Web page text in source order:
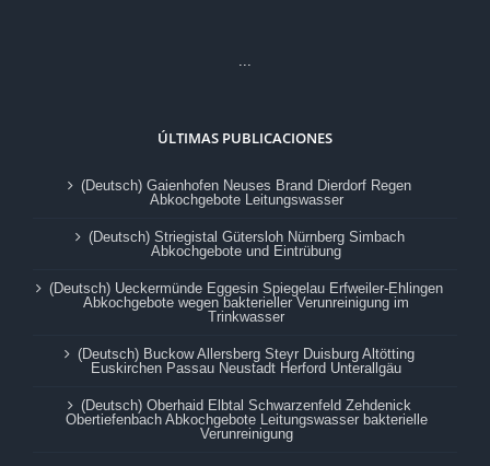
ÚLTIMAS PUBLICACIONES
(Deutsch) Gaienhofen Neuses Brand Dierdorf Regen
Abkochgebote Leitungswasser
(Deutsch) Striegistal Gütersloh Nürnberg Simbach
Abkochgebote und Eintrübung
(Deutsch) Ueckermünde Eggesin Spiegelau Erfweiler-Ehlingen
Abkochgebote wegen bakterieller Verunreinigung im
Trinkwasser
(Deutsch) Buckow Allersberg Steyr Duisburg Altötting
Euskirchen Passau Neustadt Herford Unterallgäu
(Deutsch) Oberhaid Elbtal Schwarzenfeld Zehdenick
Obertiefenbach Abkochgebote Leitungswasser bakterielle
Verunreinigung